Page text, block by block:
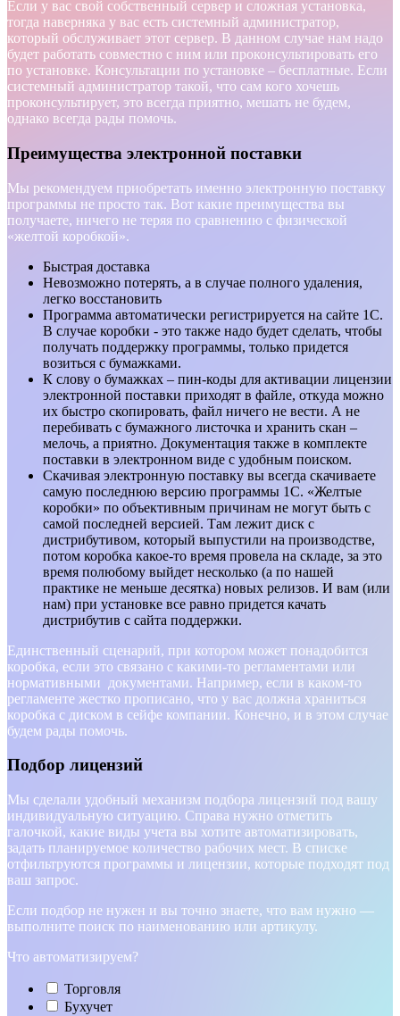
Если у вас свой собственный сервер и сложная установка,
тогда наверняка у вас есть системный администратор,
который обслуживает этот сервер. В данном случае нам надо
будет работать совместно с ним или проконсультировать его
по установке. Консультации по установке – бесплатные. Если
системный администратор такой, что сам кого хочешь
проконсультирует, это всегда приятно, мешать не будем,
однако всегда рады помочь.
Преимущества электронной поставки
Мы рекомендуем приобретать именно электронную поставку
программы не просто так. Вот какие преимущества вы
получаете, ничего не теряя по сравнению с физической
«желтой коробкой».
Быстрая доставка
Невозможно потерять, а в случае полного удаления,
легко восстановить
Программа автоматически регистрируется на сайте 1С.
В случае коробки - это также надо будет сделать, чтобы
получать поддержку программы, только придется
возиться с бумажками.
К слову о бумажках – пин-коды для активации лицензии
электронной поставки приходят в файле, откуда можно
их быстро скопировать, файл ничего не вести. А не
перебивать с бумажного листочка и хранить скан –
мелочь, а приятно. Документация также в комплекте
поставки в электронном виде с удобным поиском.
Скачивая электронную поставку вы всегда скачиваете
самую последнюю версию программы 1С. «Желтые
коробки» по объективным причинам не могут быть с
самой последней версией. Там лежит диск с
дистрибутивом, который выпустили на производстве,
потом коробка какое-то время провела на складе, за это
время полюбому выйдет несколько (а по нашей
практике не меньше десятка) новых релизов. И вам (или
нам) при установке все равно придется качать
дистрибутив с сайта поддержки.
Единственный сценарий, при котором может понадобится
коробка, если это связано с какими-то регламентами или
нормативными документами. Например, если в каком-то
регламенте жестко прописано, что у вас должна храниться
коробка с диском в сейфе компании. Конечно, и в этом случае
будем рады помочь.
Подбор лицензий
Мы сделали удобный механизм подбора лицензий под вашу
индивидуальную ситуацию. Справа нужно отметить
галочкой, какие виды учета вы хотите автоматизировать,
задать планируемое количество рабочих мест. В списке
отфильтруются программы и лицензии, которые подходят под
ваш запрос.
Если подбор не нужен и вы точно знаете, что вам нужно —
выполните поиск по наименованию или артикулу.
Что автоматизируем?
Торговля
Бухучет